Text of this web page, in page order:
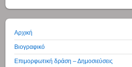
Αρχική
Βιογραφικό
Επιμορφωτική δράση – Δημοσιεύσεις